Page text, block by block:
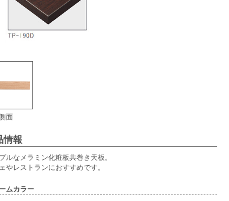
面
情報
ルなメラミン化粧板共巻き天板。
やレストランにおすすめです。
ムカラー